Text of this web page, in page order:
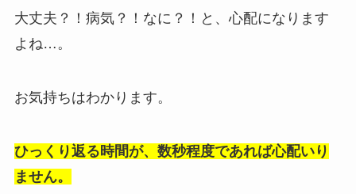
大丈夫？！病気？！なに？！と、心配になります
よね…。
お気持ちはわかります。
ひっくり返る時間が、数秒程度であれば心配いり
ません。